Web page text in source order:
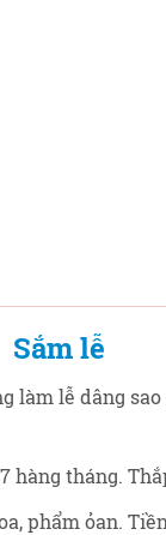
Sắm lễ
làm lễ dâng
hàng tháng.
phẩm ỏan.